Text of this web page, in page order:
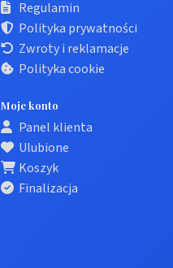
Regulamin
Polityka prywatności
Zwroty i reklamacje
Polityka cookie
Moje konto
Panel klienta
Ulubione
Koszyk
Finalizacja